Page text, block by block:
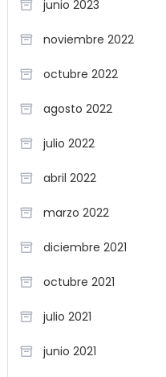
junio 2023
noviembre 2022
octubre 2022
agosto 2022
julio 2022
abril 2022
marzo 2022
diciembre 2021
octubre 2021
julio 2021
junio 2021